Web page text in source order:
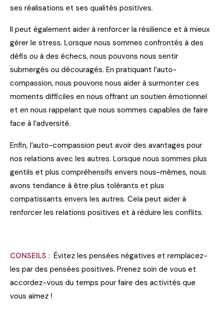
ses réalisations et ses qualités positives.
Il peut également aider à renforcer la résilience et à mieux
gérer le stress. Lorsque nous sommes confrontés à des
défis ou à des échecs, nous pouvons nous sentir
submergés ou découragés. En pratiquant l’auto-
compassion, nous pouvons nous aider à surmonter ces
moments difficiles en nous offrant un soutien émotionnel
et en nous rappelant que nous sommes capables de faire
face à l’adversité.
Enfin, l’auto-compassion peut avoir des avantages pour
nos relations avec les autres. Lorsque nous sommes plus
gentils et plus compréhensifs envers nous-mêmes, nous
avons tendance à être plus tolérants et plus
compatissants envers les autres. Cela peut aider à
renforcer les relations positives et à réduire les conflits.
CONSEILS : Évitez les pensées négatives et remplacez-
les par des pensées positives. Prenez soin de vous et
accordez-vous du temps pour faire des activités que
vous aimez !